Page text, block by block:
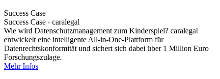
Success Case
Success Case - caralegal
Wie wird Datenschutzmanagement zum Kinderspiel? caralegal
entwickelt eine intelligente All-in-One-Plattform für
Datenrechtskonformität und sichert sich dabei über 1 Million Euro
Forschungszulage.
Mehr Infos